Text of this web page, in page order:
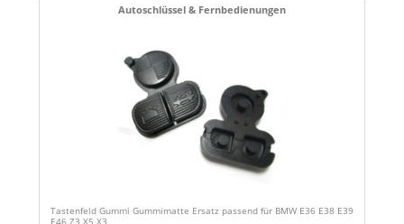
Autoschlüssel & Fernbedienungen
Tastenfeld Gummi Gummimatte Ersatz passend für BMW E36 E38 E39
E46 Z3 X5 X3